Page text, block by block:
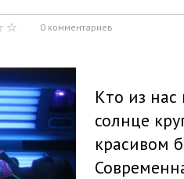
0 комментариев
Кто из нас
солнце
красивом